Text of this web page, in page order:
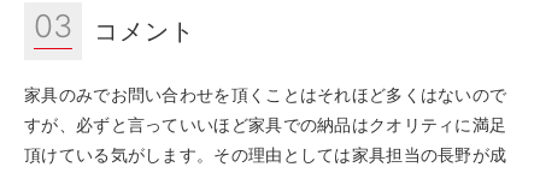
03 コメント
家具のみでお問い合わせを頂くことはそれほど多くはないので
すが、必ずと言っていいほど家具での納品はクオリティに満足
頂けている気がします。その理由としては家具担当の長野が成